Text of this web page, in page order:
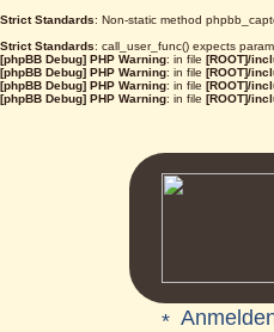
Strict Standards: Non-static method
Strict Standards: call_user_func() expects
[phpBB Debug] PHP Warning: in file [ROOT]/
[phpBB Debug] PHP Warning: in file [ROOT]/
[phpBB Debug] PHP Warning: in file [ROOT]/
[phpBB Debug] PHP Warning: in file [ROOT]/